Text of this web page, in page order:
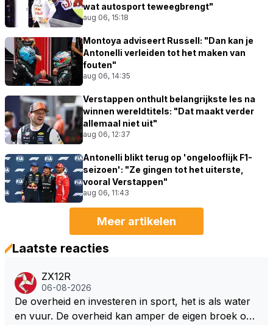
wat autosport teweegbrengt"
aug 06, 15:18
Montoya adviseert Russell: "Dan kan je
Antonelli verleiden tot het maken van
fouten"
aug 06, 14:35
Verstappen onthult belangrijkste les na
winnen wereldtitels: "Dat maakt verder
allemaal niet uit"
aug 06, 12:37
Antonelli blikt terug op 'ongelooflijk F1-
seizoen': "Ze gingen tot het uiterste,
vooral Verstappen"
aug 06, 11:43
Meer artikelen
Laatste reacties
ZX12R
06-08-2026
De overheid en investeren in sport, het is als water
en vuur. De overheid kan amper de eigen broek oph